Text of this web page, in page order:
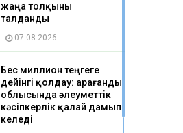
жаңа толқыны
талданды
07 08 2026
Бес миллион теңгеге
дейінгі қолдау: Қарағанды
облысында әлеуметтік
кәсіпкерлік қалай дамып
келеді